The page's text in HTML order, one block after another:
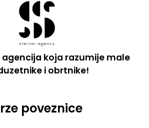
koja razumije male
i obrtnike!
poveznice